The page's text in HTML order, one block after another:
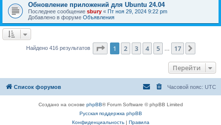
Обновление приложений для Ubuntu 24.04
Последнее сообщение sbury « Пт ноя 29, 2024 9:22 pm
Добавлено в форуме Объявления
Найдено 416 результатов Страница из 17
1 2 3 4 5 17
Перейти
Список форумов Часовой пояс: UTC
Создано на основе phpBB® Forum Software © phpBB Limited
Русская поддержка phpBB
Конфиденциальность| Правила